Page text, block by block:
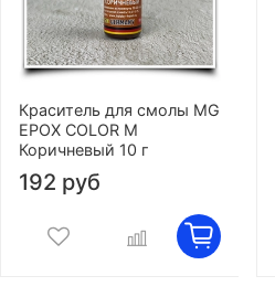
Краситель для смолы MG
EPOX COLOR M
Коричневый 10 г
192 руб